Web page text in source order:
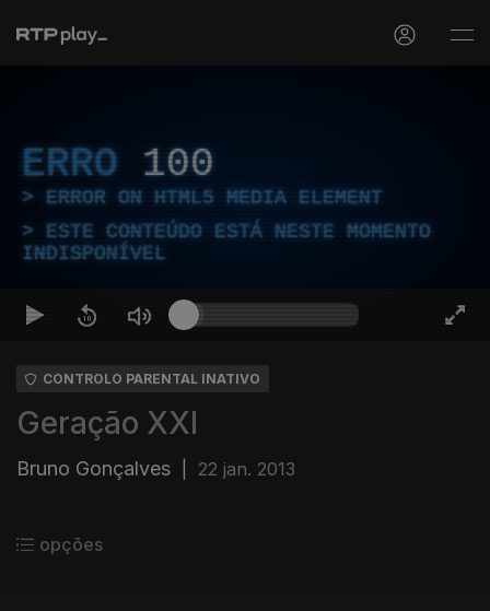
ERRO 100
ERROR ON HTML5 MEDIA ELEMENT
ESTE CONTEÚDO ESTÁ NESTE MOMENTO
INDISPONÍVEL
CONTROLO PARENTAL INATIVO
Geração XXI
Bruno Gonçalves 22 jan. 2013
opções